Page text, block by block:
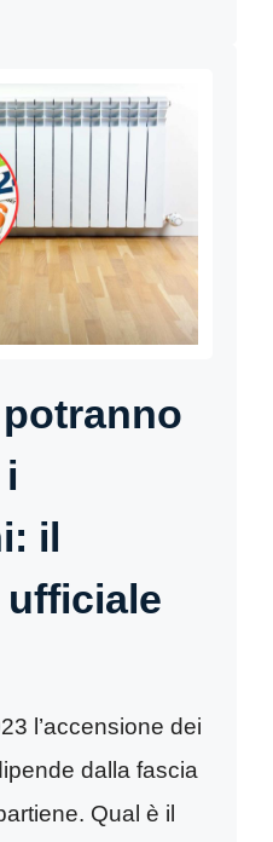
il
l’accensione dei
dalla fascia
Qual è il